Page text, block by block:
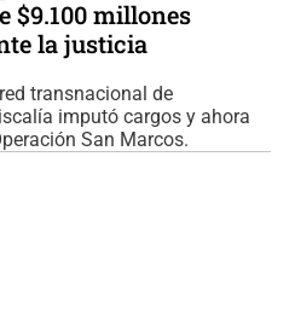
$9.100 millones
la justicia
transnacional de
imputó cargos y ahora
San Marcos.